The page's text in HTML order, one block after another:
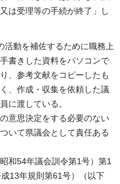
は受理等の手続が終了」し
動を補佐するために職務上
書きした資料をパソコンで
、参考文献をコピーしたも
、作成・収集を依頼した議
に渡している。
意思決定をする必要のない
いて県議会として責任ある
和54年議会訓令第1号）第1
13年規則第61号）（以下